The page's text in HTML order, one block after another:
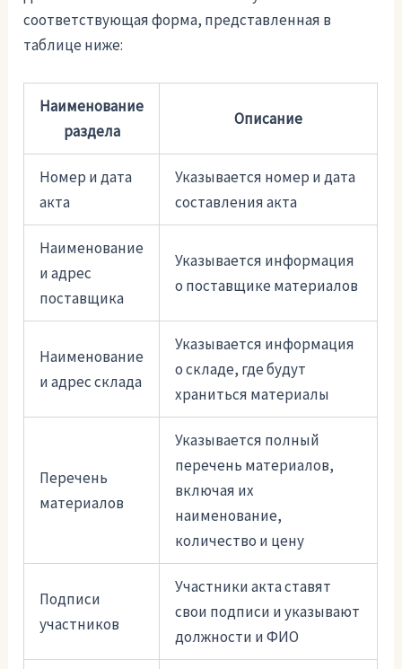
соответствующая форма, представленная в
таблице ниже:
Наименование
раздела
Описание
Номер и дата
акта
Указывается номер и дата
составления акта
Наименование
и адрес
поставщика
Указывается информация
о поставщике материалов
Наименование
и адрес склада
Указывается информация
о складе, где будут
храниться материалы
Перечень
материалов
Указывается полный
перечень материалов,
включая их
наименование,
количество и цену
Подписи
участников
Участники акта ставят
свои подписи и указывают
должности и ФИО